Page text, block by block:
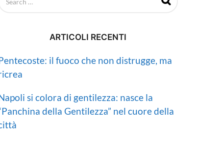
ARTICOLI RECENTI
il fuoco che non distrugge, ma
si colora di gentilezza: nasce la
della Gentilezza” nel cuore della